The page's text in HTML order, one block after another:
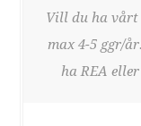
Vill du ha vårt
max 4-5 ggr/
ha REA